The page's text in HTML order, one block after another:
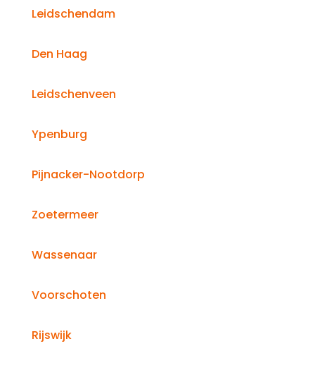
Leidschendam
Den Haag
Leidschenveen
Ypenburg
Pijnacker-Nootdorp
Zoetermeer
Wassenaar
Voorschoten
Rijswijk